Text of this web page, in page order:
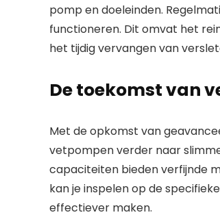
pomp en doeleinden.
functioneren. Dit omvat het
het tijdig vervangen van
De toekomst van
Met de opkomst van
vetpompen verder naar
capaciteiten bieden verfijnde
kan je inspelen op de
effectiever maken.